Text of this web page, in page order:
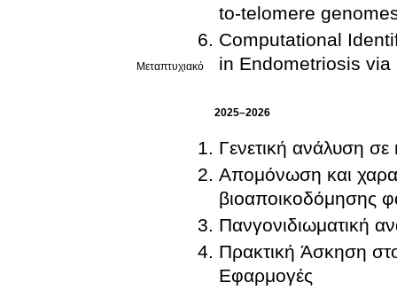
Μεταπτυχιακό
to-telomere
Computational
in Endometriosis
2025–2026
Γενετική ανάλυση σε
Απομόνωση και
βιοαποικοδόμησης
Πανγονιδιωματική
Πρακτική Άσκηση
Εφαρμογές